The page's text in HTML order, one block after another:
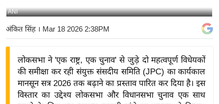
बि
ने
द्यो
ANI
अंकित सिंह। Mar 18 2026 2:38PM
लोकसभा ने 'एक राष्ट्र, एक चुनाव' से जुड़े दो महत्वपूर्ण विधेयकों
की समीक्षा कर रही संयुक्त संसदीय समिति (JPC) का कार्यकाल
मानसून सत्र 2026 तक बढ़ाने का प्रस्ताव पारित कर दिया है। इस
विस्तार का उद्देश्य लोकसभा और विधानसभा चुनाव एक साथ